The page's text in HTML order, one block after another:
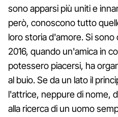
sono apparsi più uniti e
però, conoscono tutto
loro storia d'amore. Si
2016, quando un'amica in
potessero piacersi, ha
al buio. Se da un lato il
l'attrice, neppure di nome,
alla ricerca di un uomo